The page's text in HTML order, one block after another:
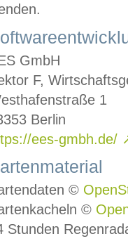
GmbH
F,
1
Berlin
ees-gmbh.de/
©
©
Stunden